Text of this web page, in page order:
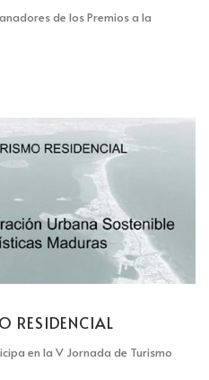
de los Premios a la
RESIDENCIAL
en la V Jornada de Turismo